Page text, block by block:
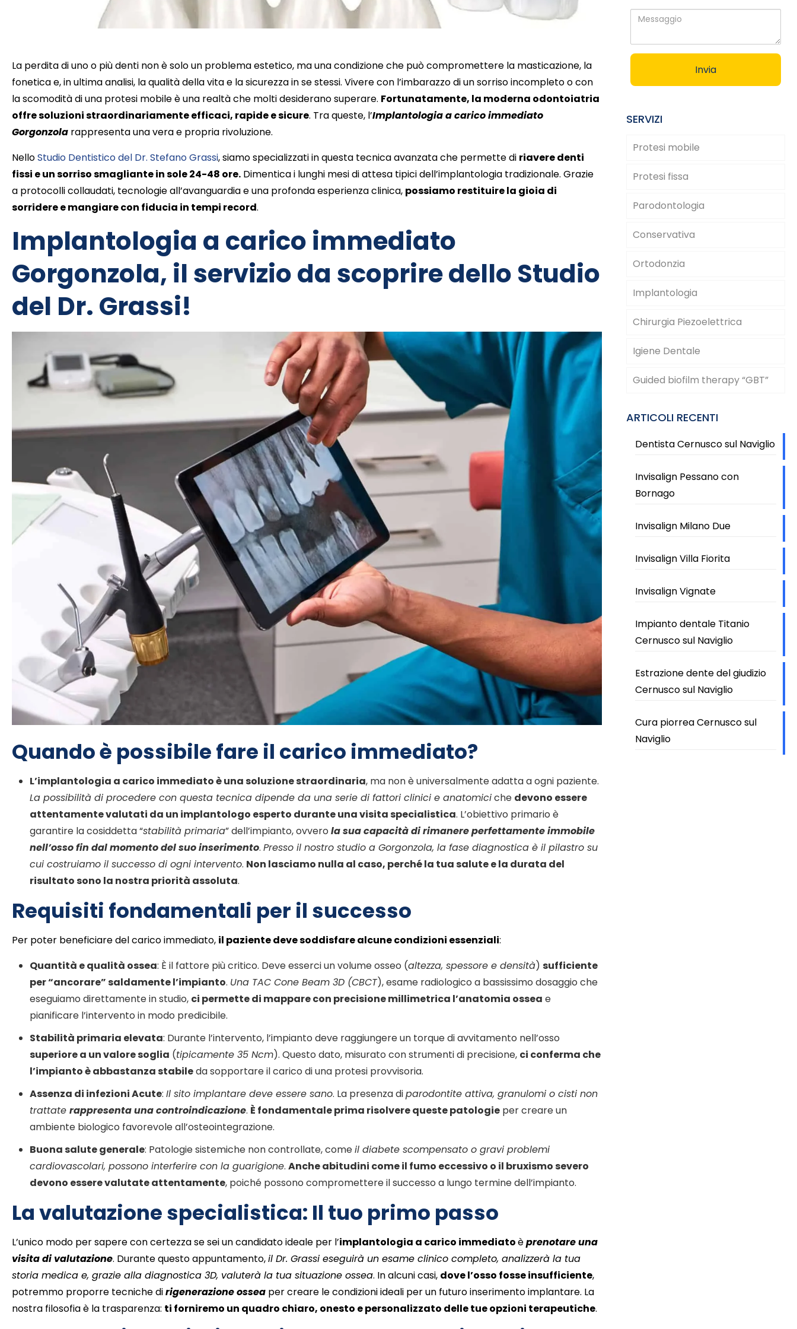
La perdita di uno o più denti non è solo un problema estetico, ma una condizione che può compromettere la masticazione, la
fonetica e, in ultima analisi, la qualità della vita e la sicurezza in se stessi. Vivere con l’imbarazzo di un sorriso incompleto o con
la scomodità di una protesi mobile è una realtà che molti desiderano superare. Fortunatamente, la moderna odontoiatria
offre soluzioni straordinariamente efficaci, rapide e sicure. Tra queste, l’Implantologia a carico immediato
Gorgonzola rappresenta una vera e propria rivoluzione.
NelloStudio Dentistico del Dr. Stefano Grassi, siamo specializzati in questa tecnica avanzata che permette di riavere denti
fissi e un sorriso smagliante in sole 24-48 ore. Dimentica i lunghi mesi di attesa tipici dell’implantologia tradizionale. Grazie
a protocolli collaudati, tecnologie all’avanguardia e una profonda esperienza clinica, possiamo restituire la gioia di
sorridere e mangiare con fiducia in tempi record.
Implantologia a carico immediato
Gorgonzola, il servizio da scoprire dello Studio
del Dr. Grassi!
Quando è possibile fare il carico immediato?
L’implantologia a carico immediato è una soluzione straordinaria, ma non è universalmente adatta a ogni paziente.
La possibilità di procedere con questa tecnica dipende da una serie di fattori clinici e anatomiciche devono essere
attentamente valutati da un implantologo esperto durante una visita specialistica. L’obiettivo primario è
garantire la cosiddetta “stabilità primaria” dell’impianto, ovverola sua capacità di rimanere perfettamente immobile
nell’osso fin dal momento del suo inserimento.Presso il nostro studio a Gorgonzola, la fase diagnostica è il pilastro su
cui costruiamo il successo di ogni intervento. Non lasciamo nulla al caso, perché la tua salute e la durata del
risultato sono la nostra priorità assoluta.
Requisiti fondamentali per il successo
Per poter beneficiare del carico immediato, il paziente deve soddisfare alcune condizioni essenziali:
Quantità e qualità ossea: È il fattore più critico. Deve esserci un volume osseo (altezza, spessore e densità)sufficiente
per “ancorare” saldamente l’impianto. Una TAC Cone Beam 3D (CBCT), esame radiologico a bassissimo dosaggio che
eseguiamo direttamente in studio, ci permette di mappare con precisione millimetrica l’anatomia ossea e
pianificare l’intervento in modo predicibile.
Stabilità primaria elevata: Durante l’intervento, l’impianto deve raggiungere un torque di avvitamento nell’osso
superiore a un valore soglia (tipicamente 35 Ncm). Questo dato, misurato con strumenti di precisione, ci conferma che
l’impianto è abbastanza stabileda sopportare il carico di una protesi provvisoria.
Assenza di infezioni Acute:Il sito implantare deve essere sano. La presenza diparodontite attiva, granulomi o cisti non
trattaterappresenta una controindicazione. È fondamentale prima risolvere queste patologie per creare un
ambiente biologico favorevole all’osteointegrazione.
Buona salute generale: Patologie sistemiche non controllate, comeil diabete scompensato o gravi problemi
cardiovascolari, possono interferire con la guarigione.Anche abitudini come il fumo eccessivo o il bruxismo severo
devono essere valutate attentamente, poiché possono compromettere il successo a lungo termine dell’impianto.
La valutazione specialistica: Il tuo primo passo
L’unico modo per sapere con certezza se sei un candidato ideale per l’implantologia a carico immediatoèprenotare una
visita di valutazione. Durante questo appuntamento,il Dr. Grassi eseguirà un esame clinico completo, analizzerà la tua
storia medica e, grazie alla diagnostica 3D, valuterà la tua situazione ossea. In alcuni casi, dove l’osso fosse insufficiente,
potremmo proporre tecniche dirigenerazione ossea per creare le condizioni ideali per un futuro inserimento implantare. La
nostra filosofia è la trasparenza: ti forniremo un quadro chiaro, onesto e personalizzato delle tue opzioni terapeutiche.
Messaggio
SERVIZI
Protesi mobile
Protesi fissa
Parodontologia
Conservativa
Ortodonzia
Implantologia
Chirurgia Piezoelettrica
Igiene Dentale
Guided biofilm therapy “GBT”
ARTICOLI RECENTI
Dentista Cernusco sul Naviglio
Invisalign Pessano con
Bornago
Invisalign Milano Due
Invisalign Villa Fiorita
Invisalign Vignate
Impianto dentale Titanio
Cernusco sul Naviglio
Estrazione dente del giudizio
Cernusco sul Naviglio
Cura piorrea Cernusco sul
Naviglio